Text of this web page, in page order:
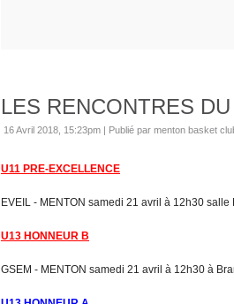
LES RENCONTRES
16 Avril 2018, 15:23pm | Publié par menton basket
U11 PRE-EXCELLENCE
EVEIL - MENTON samedi 21 avril à 12h30 salle
U13 HONNEUR B
GSEM - MENTON samedi 21 avril à 12h30 à